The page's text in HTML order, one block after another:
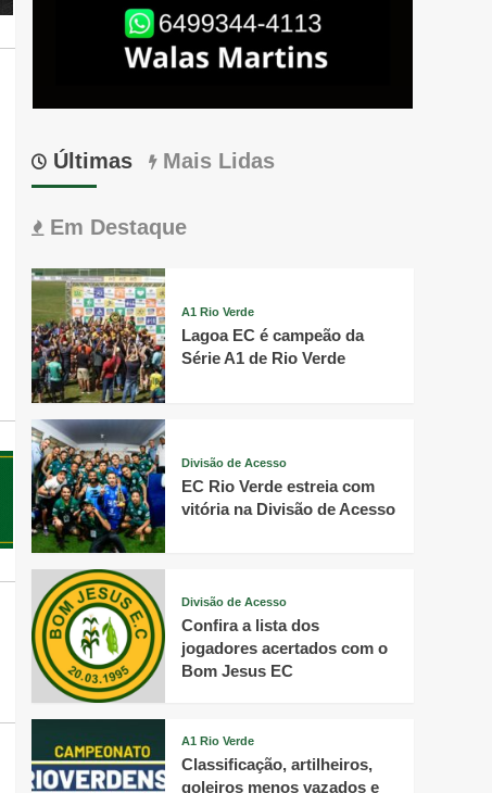
Últimas Mais Lidas
Em Destaque
A1 Rio Verde
Lagoa EC é campeão da
Série A1 de Rio Verde
Divisão de Acesso
EC Rio Verde estreia com
vitória na Divisão de Acesso
Divisão de Acesso
Confira a lista dos
jogadores acertados com o
Bom Jesus EC
A1 Rio Verde
Classificação, artilheiros,
goleiros menos vazados e